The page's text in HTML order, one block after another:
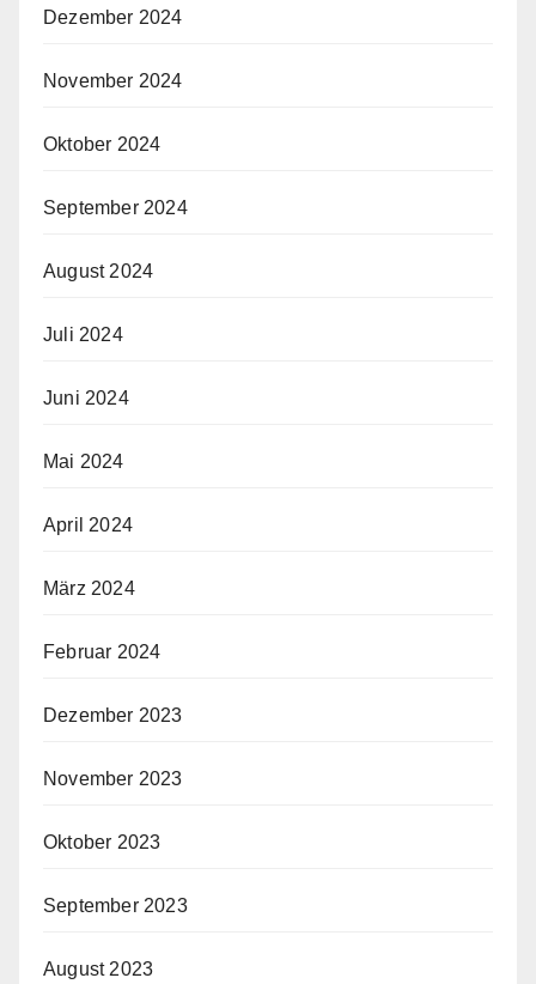
Dezember 2024
November 2024
Oktober 2024
September 2024
August 2024
Juli 2024
Juni 2024
Mai 2024
April 2024
März 2024
Februar 2024
Dezember 2023
November 2023
Oktober 2023
September 2023
August 2023